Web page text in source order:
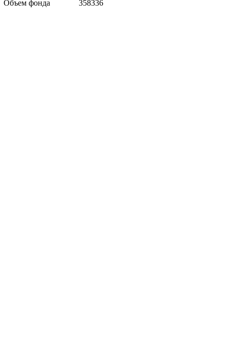
Объем фонда
358336